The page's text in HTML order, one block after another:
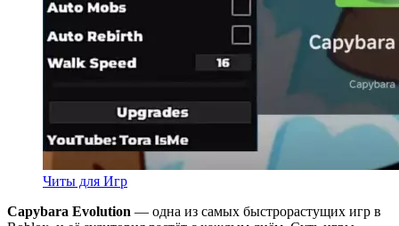
Читы для Игр
Capybara Evolution — одна из самых быстрорастущих игр в